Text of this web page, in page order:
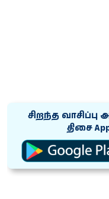
சிறந்த வாசிப்பு
திசை